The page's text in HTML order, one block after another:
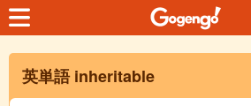
英単語 inheritable